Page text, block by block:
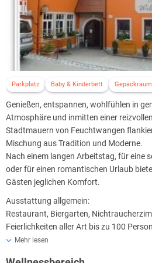
Parkplatz Baby & Kinderbett Gepäckraum
Genießen, entspannen, wohlfühlen in
Atmosphäre und inmitten einer
Stadtmauern von Feuchtwangen
Mischung aus Tradition und Moderne.
Nach einem langen Arbeitstag, für eine
oder für einen romantischen Urlaub
Gästen jeglichen Komfort.
Ausstattung allgemein:
Restaurant, Biergarten,
Feierlichkeiten aller Art bis zu 100
Ob für Familienveranstaltung,
Mehr lesen